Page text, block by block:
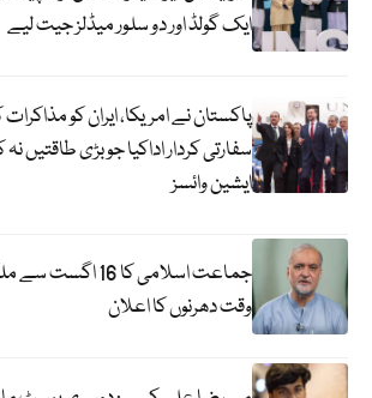
ایک گولڈ اور دو سلور میڈلز جیت لیے
پاکستان نے امریکا، ایران کو مذاکرات
سفارتی کردار اداکیا جو بڑی طاقتیں
ایشین وائسز
جماعت اسلامی کا
وقت دھرنوں کا اعلان